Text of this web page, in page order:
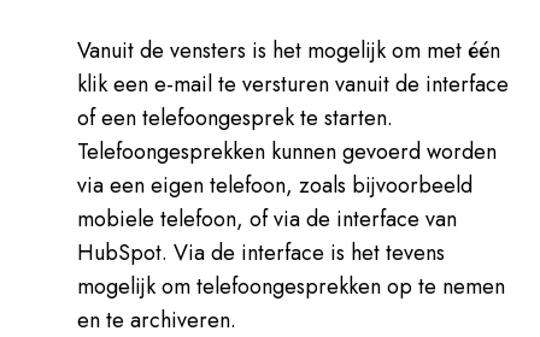
Vanuit de vensters is het mogelijk om met één
klik een e-mail te versturen vanuit de interface
of een telefoongesprek te starten.
Telefoongesprekken kunnen gevoerd worden
via een eigen telefoon, zoals bijvoorbeeld
mobiele telefoon, of via de interface van
HubSpot. Via de interface is het tevens
mogelijk om telefoongesprekken op te nemen
en te archiveren.